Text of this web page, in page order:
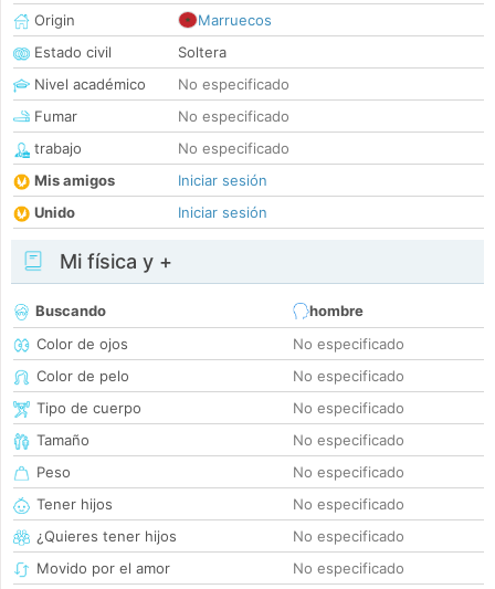
Origin
Marruecos
Estado civil
Soltera
Nivel académico
No especificado
Fumar
No especificado
trabajo
No especificado
Mis amigos
Iniciar sesión
Unido
Iniciar sesión
Mi física y +
Buscando
hombre
Color de ojos
No especificado
Color de pelo
No especificado
Tipo de cuerpo
No especificado
Tamaño
No especificado
Peso
No especificado
Tener hijos
No especificado
¿Quieres tener hijos
No especificado
Movido por el amor
No especificado